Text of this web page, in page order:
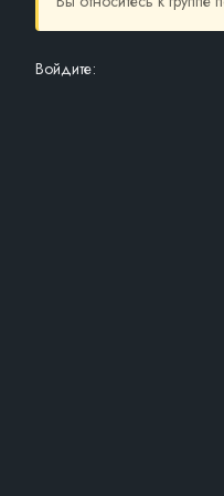
Войдите: